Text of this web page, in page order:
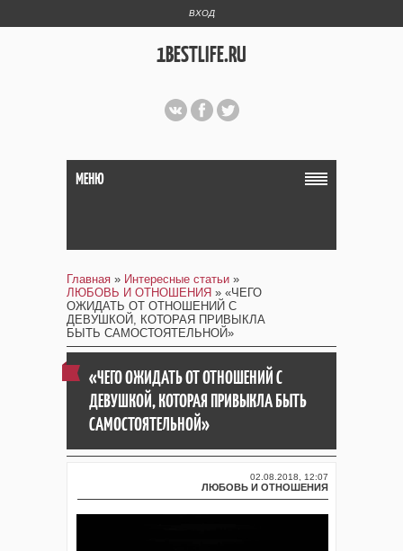
ВХОД
1BESTLIFE.RU
МЕНЮ
Главная » Интересные статьи »
ЛЮБОВЬ И ОТНОШЕНИЯ » «ЧЕГО
ОЖИДАТЬ ОТ ОТНОШЕНИЙ С
ДЕВУШКОЙ, КОТОРАЯ ПРИВЫКЛА
БЫТЬ САМОСТОЯТЕЛЬНОЙ»
«ЧЕГО ОЖИДАТЬ ОТ ОТНОШЕНИЙ С
ДЕВУШКОЙ, КОТОРАЯ ПРИВЫКЛА БЫТЬ
САМОСТОЯТЕЛЬНОЙ»
02.08.2018, 12:07
ЛЮБОВЬ И ОТНОШЕНИЯ